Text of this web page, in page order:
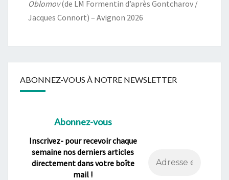
Oblomov(de LM Formentin d’après Gontcharov /
Jacques Connort) – Avignon 2026
ABONNEZ-VOUS À NOTRE NEWSLETTER
Abonnez-vous
Inscrivez- pour recevoir chaque
semaine nos derniers articles
directement dans votre boîte
mail !